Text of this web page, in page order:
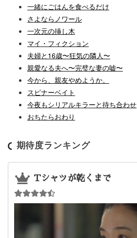
一緒にごはんを食べるだけ
さよならノワール
一次元の挿し木
マイ・フィクション
夫婦と16歳〜狂気の隣人〜
親愛なる夫へ〜完璧な妻の嘘〜
今から、親友やめようか。
スピナーベイト
今夜もシリアルキラーと待ち合わせ
おちたらおわり
期待度ランキング
Tシャツが乾くまで